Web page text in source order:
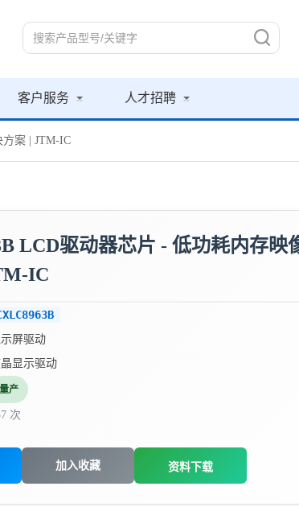
客户服务 人才招聘
案 | JTM-IC
LCD驱动器芯片 - 低功耗内存映
IC
示屏驱动
显示驱动
量产
次
加入收藏 资料下载